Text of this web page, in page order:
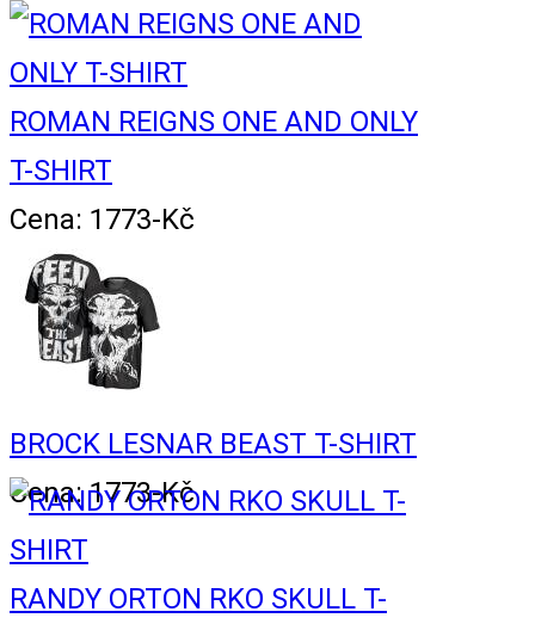
ROMAN REIGNS ONE AND ONLY
T-SHIRT
Cena: 1773-Kč
BROCK LESNAR BEAST T-SHIRT
Cena: 1773-Kč
RANDY ORTON RKO SKULL T-